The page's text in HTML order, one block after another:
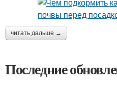
читать дальше →
Последние